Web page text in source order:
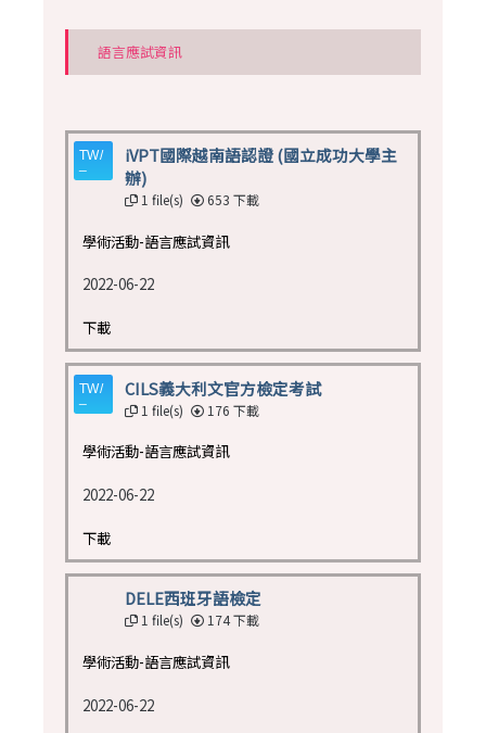
語言應試資訊
iVPT國際越南語認證 (國立成功大學主
辦)
1 file(s) 653 下載
學術活動-語言應試資訊
2022-06-22
下載
CILS義大利文官方檢定考試
1 file(s) 176 下載
學術活動-語言應試資訊
2022-06-22
下載
DELE西班牙語檢定
1 file(s) 174 下載
學術活動-語言應試資訊
2022-06-22